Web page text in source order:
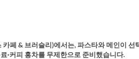
카페 & 브러슬리)에서는, 파스타와 메인이 선
·커피 홍차를 무제한으로 준비했습니다.